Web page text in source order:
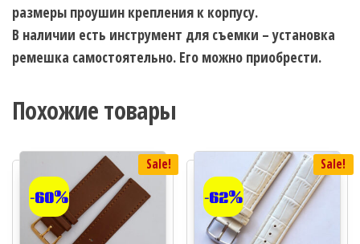
размеры проушин крепления к корпусу.
В наличии есть инструмент для съемки – установка
ремешка самостоятельно. Его можно приобрести.
Похожие товары
Sale!
-60%
Sale!
-62%